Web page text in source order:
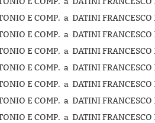
E COMP. a DATINI
E COMP. a DATINI
E COMP. a DATINI
E COMP. a DATINI
E COMP. a DATINI
E COMP. a DATINI
E COMP. a DATINI